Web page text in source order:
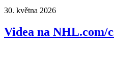
30. května 2026
Videa na NHL.com/